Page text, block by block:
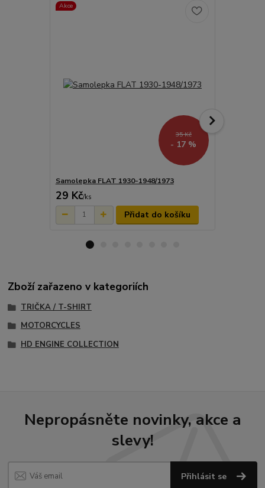
Akce
35 Kč
- 17 %
Samolepka FLAT 1930-1948/1973
29 Kč/ks
Přidat do košíku
Zboží zařazeno v kategoriích
TRIČKA / T-SHIRT
MOTORCYCLES
HD ENGINE COLLECTION
Nepropásněte novinky, akce a
slevy!
Přihlásit se